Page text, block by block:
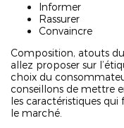
Informer
Rassurer
Convaincre
Composition, atouts
allez proposer sur
choix du
conseillons de mettre
les caractéristiques
le marché.